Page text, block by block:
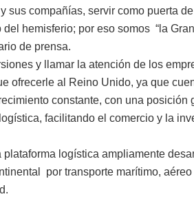
sus compañías, servir como puerta
hemisferio; por eso somos “la
de prensa.
y llamar la atención de los
ofrecerle al Reino Unido, ya que
constante, con una posición
facilitando el comercio y la
logística ampliamente
por transporte marítimo, aéreo